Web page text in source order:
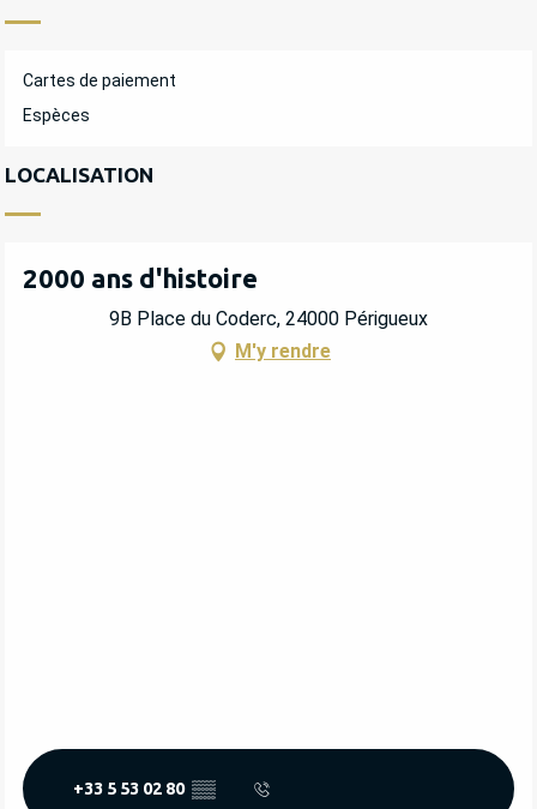
Cartes de paiement
Espèces
LOCALISATION
2000 ans d'histoire
9B Place du Coderc, 24000 Périgueux
M'y rendre
+33 5 53 02 80 ▒▒